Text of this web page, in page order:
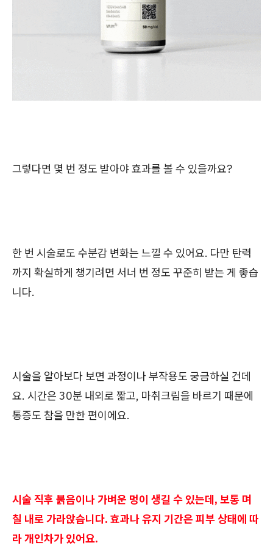
그렇다면 몇 번 정도 받아야 효과를 볼 수 있을까요?
한 번 시술로도 수분감 변화는 느낄 수 있어요. 다만 탄력
까지 확실하게 챙기려면 서너 번 정도 꾸준히 받는 게 좋습
니다.
시술을 알아보다 보면 과정이나 부작용도 궁금하실 건데
요. 시간은 30분 내외로 짧고, 마취크림을 바르기 때문에
통증도 참을 만한 편이에요.
시술 직후 붉음이나 가벼운 멍이 생길 수 있는데, 보통 며
칠 내로 가라앉습니다. 효과나 유지 기간은 피부 상태에 따
라 개인차가 있어요.